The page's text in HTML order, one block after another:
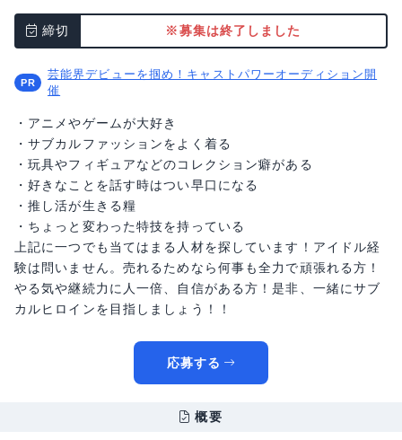
締切 ※募集は終了しました
芸能界デビューを掴め！キャストパワーオーディション開
催
・アニメやゲームが大好き
・サブカルファッションをよく着る
・玩具やフィギュアなどのコレクション癖がある
・好きなことを話す時はつい早口になる
・推し活が生きる糧
・ちょっと変わった特技を持っている
上記に一つでも当てはまる人材を探しています！アイドル経
験は問いません。売れるためなら何事も全力で頑張れる方！
やる気や継続力に人一倍、自信がある方！是非、一緒にサブ
カルヒロインを目指しましょう！！
応募する
概要